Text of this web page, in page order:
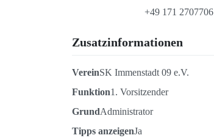
+49 171 2707706
Zusatzinformationen
VereinSK Immenstadt 09 e.V.
Funktion1. Vorsitzender
GrundAdministrator
Tipps anzeigenJa